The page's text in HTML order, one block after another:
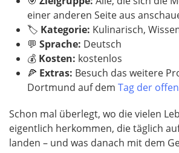
einer anderen Seite aus
🏷️ Kategorie: Kulinarisch,
💬 Sprache: Deutsch
💰 Kosten: kostenlos
🍕 Extras: Besuch das weitere
Dortmund auf dem Tag der
Schon mal überlegt, wo die vielen
eigentlich herkommen, die täglich
landen – und was danach mit dem